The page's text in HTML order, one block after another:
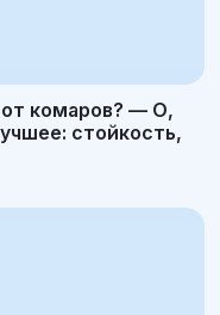
комаров? — О,
стойкость,